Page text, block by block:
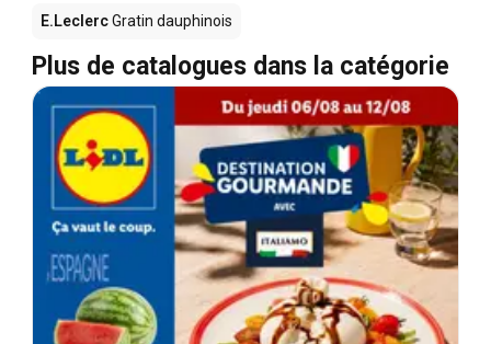
E.LeclercGratin dauphinois
Plus de catalogues dans la catégorie